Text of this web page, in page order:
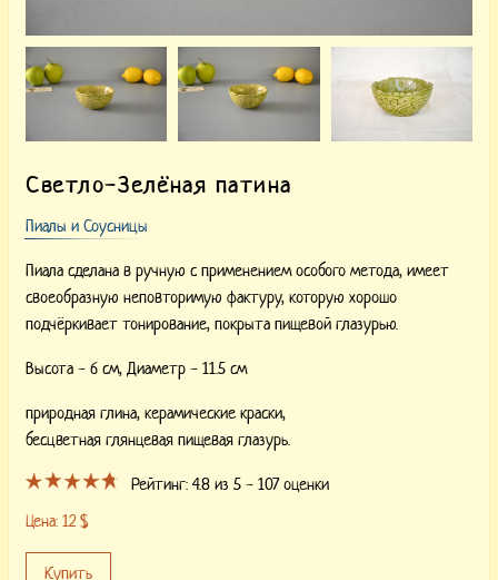
Светло-Зелёная патина
Пиалы и Соусницы
Пиала сделана в ручную с применением особого метода, имеет
своеобразную неповторимую фактуру, которую хорошо
подчёркивает тонирование, покрыта пищевой глазурью.
Высота - 6 см, Диаметр - 11.5 см
природная глина, керамические краски,
бесцветная глянцевая пищевая глазурь.
Рейтинг:4.8 из 5 -107оценки
Цена: 12 $
Купить